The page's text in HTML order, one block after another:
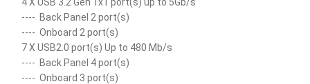
---- Back Panel 2 port(s)
---- Onboard 2 port(s)
7 X USB2.0 port(s) Up to 480 Mb/s
---- Back Panel 4 port(s)
---- Onboard 3 port(s)